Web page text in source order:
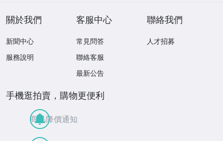
關於我們
新聞中心
服務說明
客服中心
常見問答
聯絡客服
最新公告
聯絡我們
人才招募
手機逛拍賣，購物更便利
商品降價通知